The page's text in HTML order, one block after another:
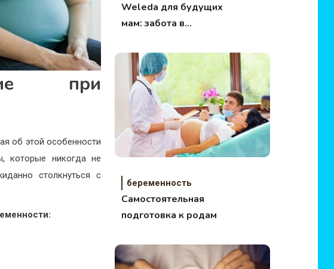
при
об этой особенности
которые никогда не
столкнуться с
Weleda для будущих
мам: забота в
беременность
Самостоятельная
подготовка к родам